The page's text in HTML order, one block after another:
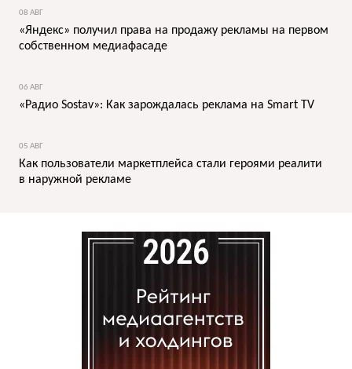
08 АВГ
«Яндекс» получил права на продажу рекламы на первом
собственном медиафасаде
06 АВГ
«Радио Sostav»: Как зарождалась реклама на Smart TV
05 АВГ
Как пользователи маркетплейса стали героями реалити
в наружной рекламе